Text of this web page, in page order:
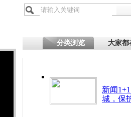
分类浏览 大家都
新闻
城，保